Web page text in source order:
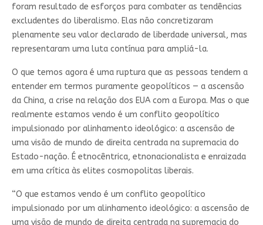
foram resultado de esforços para combater as tendências
excludentes do liberalismo. Elas não concretizaram
plenamente seu valor declarado de liberdade universal, mas
representaram uma luta contínua para ampliá-la.
O que temos agora é uma ruptura que as pessoas tendem a
entender em termos puramente geopolíticos — a ascensão
da China, a crise na relação dos EUA com a Europa. Mas o que
realmente estamos vendo é um conflito geopolítico
impulsionado por alinhamento ideológico: a ascensão de
uma visão de mundo de direita centrada na supremacia do
Estado-nação. É etnocêntrica, etnonacionalista e enraizada
em uma crítica às elites cosmopolitas liberais.
“O que estamos vendo é um conflito geopolítico
impulsionado por um alinhamento ideológico: a ascensão de
uma visão de mundo de direita centrada na supremacia do